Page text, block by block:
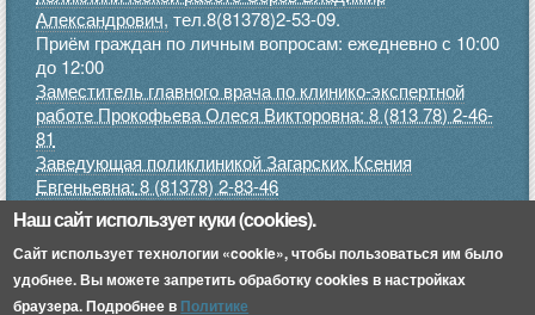
Александрович, тел.8(81378)2-53-09.
Приём граждан по личным вопросам: ежедневно с 10:00
до 12:00
Заместитель главного врача по клинико-экспертной
работе Прокофьева Олеся Викторовна: 8 (813 78) 2-46-
81
Заведующая поликлиникой Загарских Ксения
Евгеньевна: 8 (81378) 2-83-46
Прием граждан по личным вопросам: понедельник,
среда, пятница с 9.00 до 12.00, четверг с 15.00 до 17.00
.
Приемное отделение:8 (813 78) 2-45-52
Наш сайт использует куки (cookies).
Сайт использует технологии «cookie», чтобы пользоваться им было
удобнее. Вы можете запретить обработку cookies в настройках
браузера. Подробнее в Политике